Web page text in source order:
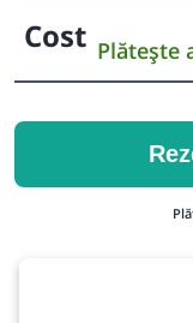
Cost Plătește